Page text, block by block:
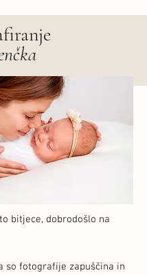
bitjece, dobrodošlo na
so fotografije zapuščina in